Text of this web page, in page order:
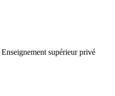
Enseignement supérieur privé